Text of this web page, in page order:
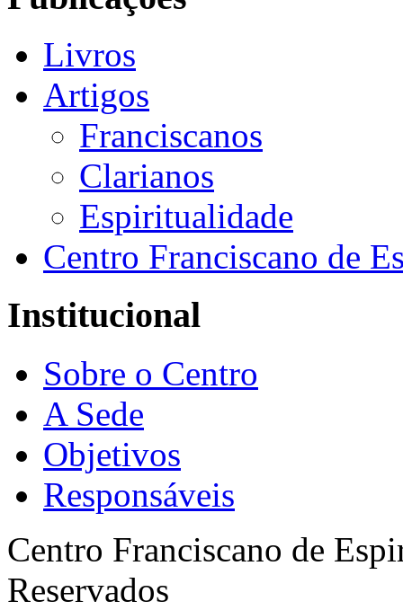
Livros
Artigos
Franciscanos
Clarianos
Espiritualidade
Centro Franciscano de
Institucional
Sobre o Centro
A Sede
Objetivos
Responsáveis
Centro Franciscano de
Reservados